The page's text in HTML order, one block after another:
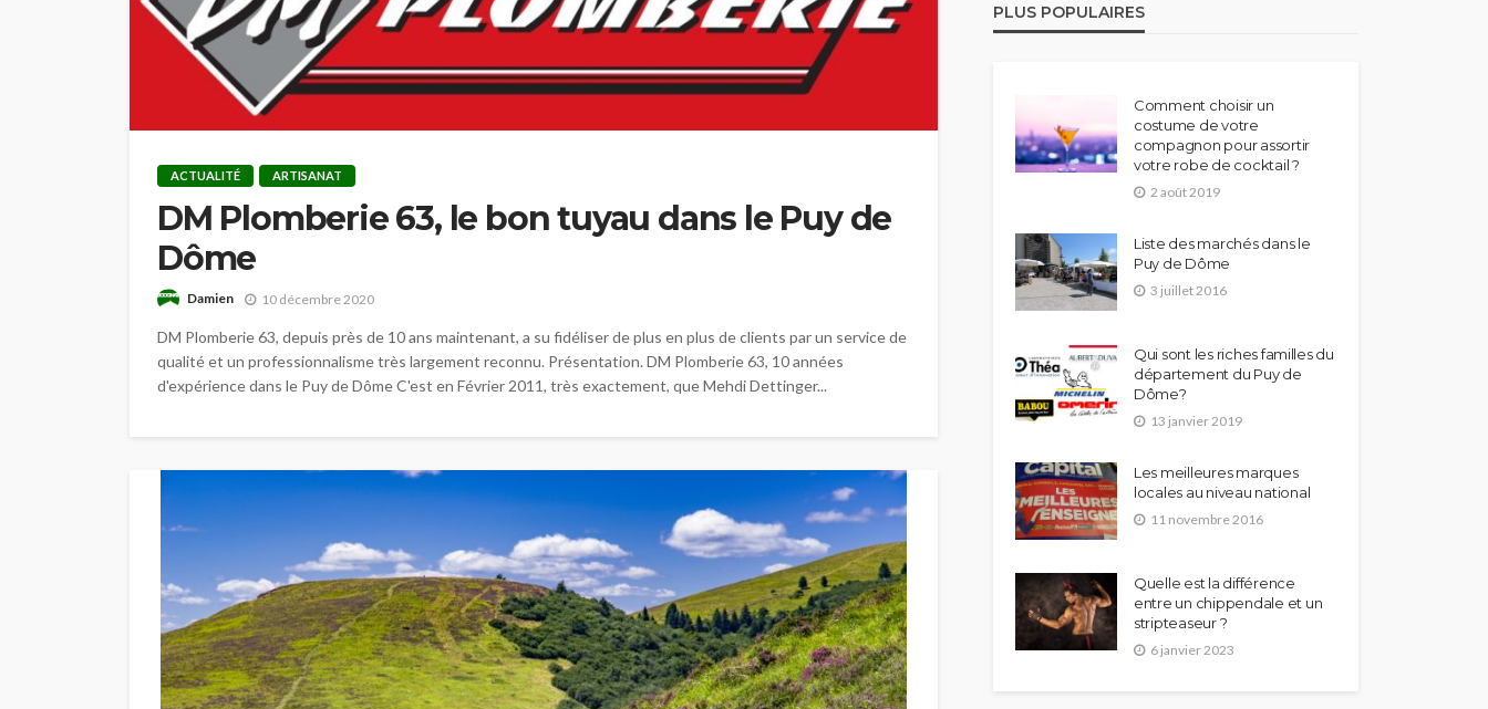
ACTUALITÉ ARTISANAT
DM Plomberie 63, le bon tuyau dans le Puy de
Dôme
Damien 10 décembre 2020
DM Plomberie 63, depuis près de 10 ans maintenant, a su fidéliser de plus en plus de clients par un service de
qualité et un professionnalisme très largement reconnu. Présentation. DM Plomberie 63, 10 années
d'expérience dans le Puy de Dôme C'est en Février 2011, très exactement, que Mehdi Dettinger...
PLUS POPULAIRES
Comment choisir un
costume de votre
compagnon pour assortir
votre robe de cocktail ?
2 août 2019
Liste des marchés dans le
Puy de Dôme
3 juillet 2016
Qui sont les riches familles du
département du Puy de
Dôme?
13 janvier 2019
Les meilleures marques
locales au niveau national
11 novembre 2016
Quelle est la différence
entre un chippendale et un
stripteaseur ?
6 janvier 2023